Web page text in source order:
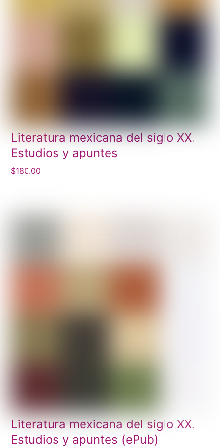
Literatura mexicana del siglo XX.
Estudios y apuntes
$180.00
Literatura mexicana del siglo XX.
Estudios y apuntes (ePub)